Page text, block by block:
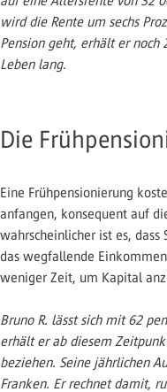
wird die Rente um sechs
Pension geht, erhält er noch
Leben lang.
Die
Eine Frühpensionierung
anfangen, konsequent auf
wahrscheinlicher ist es, dass
das wegfallende
weniger Zeit, um Kapital
Bruno R. lässt sich mit 62
erhält er ab diesem
beziehen. Seine jährlichen
Franken. Er rechnet damit,